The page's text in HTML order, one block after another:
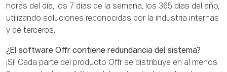
horas del día, los 7 días de la semana, los 365 días del año,
utilizando soluciones reconocidas por la industria internas
y de terceros.
¿El software Offr contiene redundancia del sistema?
¡Sí! Cada parte del producto Offr se distribuye en al menos